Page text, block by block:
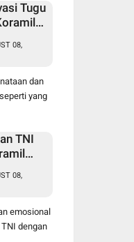
Tugu
08,
dan
yang
TNI
Tali
08,
emosional
dengan